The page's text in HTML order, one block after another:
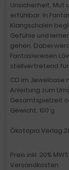
Unsicherheit, Mut
erfühlbar. In
Klangschalen
Gefühle und
gehen. Dabei
Fantasiereisen
stellvertretend
CD im
Anleitung zum
Gesamtspielzeit
Gewicht: 100 g
Ökotopia Verlag
Preis inkl. 20%
Versandkosten.